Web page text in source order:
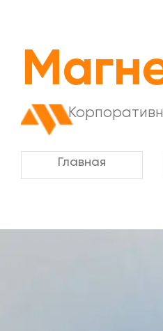
Главная